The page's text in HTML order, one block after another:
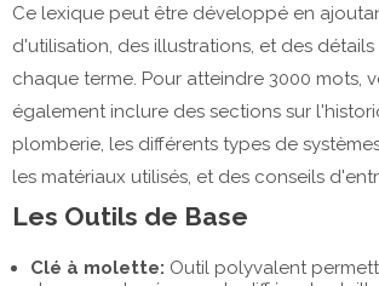
Ce lexique peut être développé en
d'utilisation, des illustrations, et des
chaque terme. Pour atteindre 3000 mots,
également inclure des sections sur
plomberie, les différents types de
les matériaux utilisés, et des conseils
Les Outils de Base
Clé à molette: Outil polyvalent